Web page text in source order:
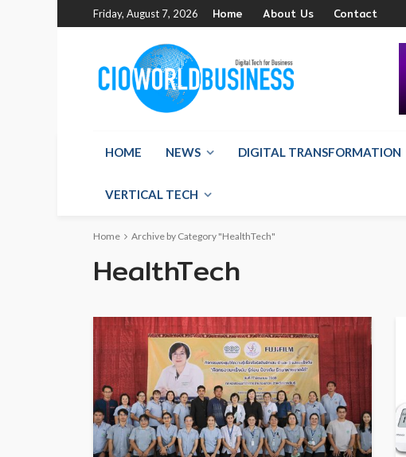
Friday, August 7, 2026 Home About Us Contact
HOME NEWS DIGITAL TRANSFORMATION
VERTICAL TECH
Home Archive by Category "HealthTech"
HealthTech